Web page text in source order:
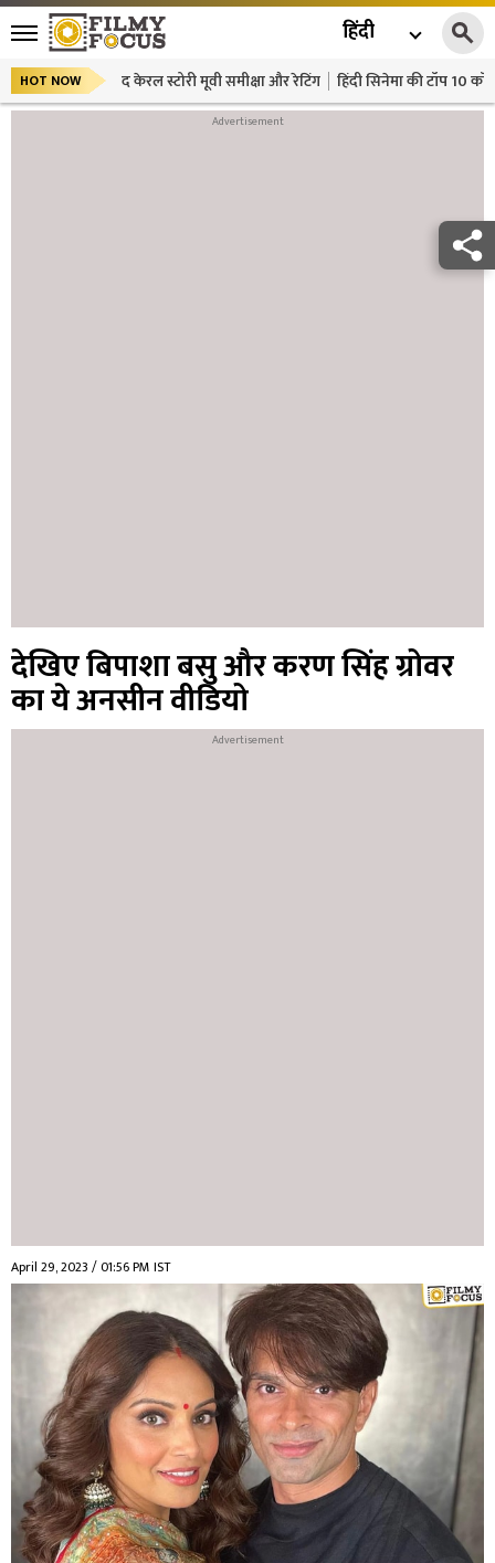
हिंदी
HOT NOW द केरल स्टोरी मूवी समीक्षा और रेटिंग हिंदी सिनेमा की टॉप 10
देखिए बिपाशा बसु और करण सिंह ग्रोवर
का ये अनसीन वीडियो
April 29, 2023 / 01:56 PM IST